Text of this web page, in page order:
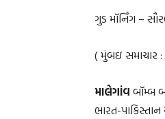
ગુડ મૉર્નિંગ –
( મુંબઇ સમાચાર :
માલેગાંવ બૉમ્બ
ભારત-